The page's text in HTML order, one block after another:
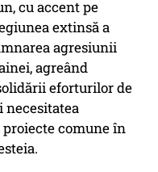
cu accent pe
extinsă a
agresiunii
agreând
eforturilor de
necesitatea
comune în